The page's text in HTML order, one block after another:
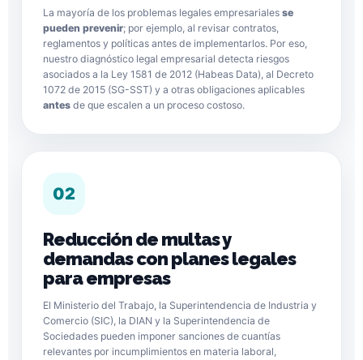
La mayoría de los problemas legales empresariales se
pueden prevenir; por ejemplo, al revisar contratos,
reglamentos y políticas antes de implementarlos. Por eso,
nuestro diagnóstico legal empresarial detecta riesgos
asociados a la Ley 1581 de 2012 (Habeas Data), al Decreto
1072 de 2015 (SG-SST) y a otras obligaciones aplicables
antes de que escalen a un proceso costoso.
02
Reducción de multas y
demandas con planes legales
para empresas
El Ministerio del Trabajo, la Superintendencia de Industria y
Comercio (SIC), la DIAN y la Superintendencia de
Sociedades pueden imponer sanciones de cuantías
relevantes por incumplimientos en materia laboral,